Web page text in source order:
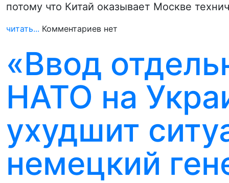
потому что Китай оказывает Москве
читать... Комментариев нет
«Ввод
НАТО на
ухудшит
немецкий